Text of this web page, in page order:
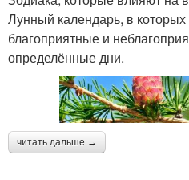
Лунный календарь, в
благоприятные и
определённые дни.
читать дальше →